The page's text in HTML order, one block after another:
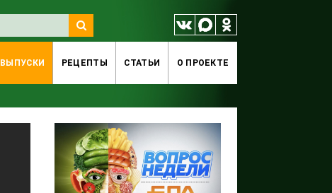
ВЫПУСКИ РЕЦЕПТЫ СТАТЬИ O ПРОЕКТЕ